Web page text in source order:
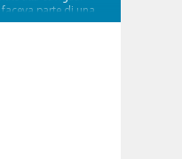
faceva parte di una